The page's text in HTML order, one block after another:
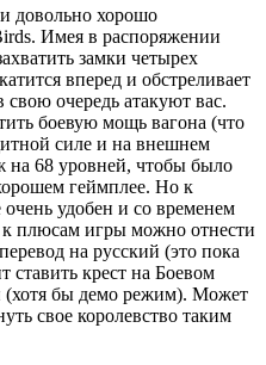
довольно хорошо
Имея в распоряжении
замки четырех
вперед и обстреливает
свою очередь атакуют вас.
боевую мощь вагона (что
силе и на внешнем
на 68 уровней, чтобы было
геймплее. Но к
удобен и со временем
к плюсам игры можно отнести
на русский (это пока
ставить крест на Боевом
(хотя бы демо режим). Может
свое королевство таким